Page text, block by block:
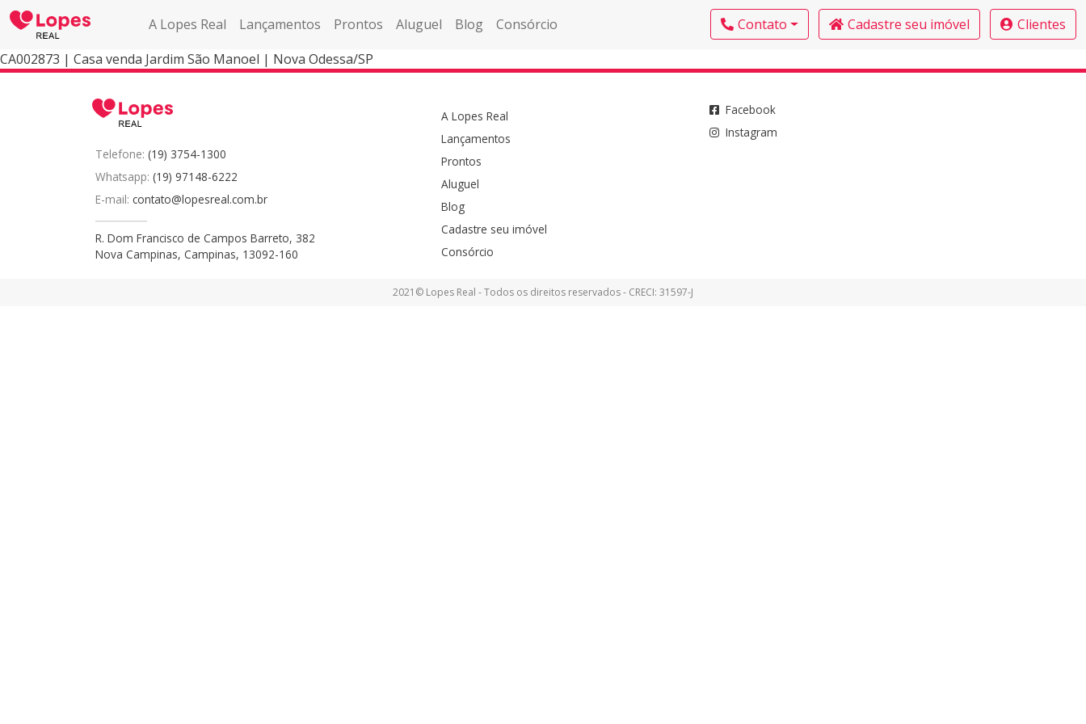
A Lopes Real Lançamentos Prontos Aluguel Blog Consórcio Contato Cadastre seu imóvel
Clientes
CA002873 | Casa venda Jardim São Manoel | Nova Odessa/SP
Telefone: (19) 3754-1300
Whatsapp: (19) 97148-6222
E-mail: contato@lopesreal.com.br
R. Dom Francisco de Campos Barreto, 382
Nova Campinas, Campinas, 13092-160
A Lopes Real
Lançamentos
Prontos
Aluguel
Blog
Cadastre seu imóvel
Consórcio
Facebook
Instagram
2021© Lopes Real - Todos os direitos reservados - CRECI: 31597-J